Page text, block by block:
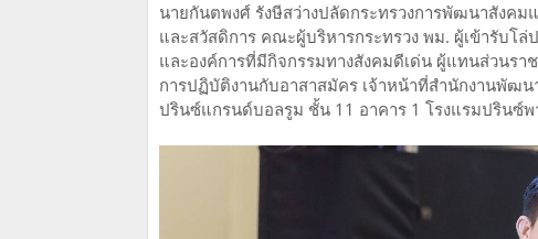
นายกันตพงศ์ รังษีสว่างปลัดกระทรวงการพัฒนาสัง
และสวัสดิการ คณะผู้บริหารกระทรวง พม. ผู้เข้ารับโ
และองค์การที่มีกิจกรรมทางสังคมดีเด่น ผู้แทนส่วนรา
การปฏิบัติงานกับอาสาสมัคร เจ้าหน้าที่สำนักงานพัฒ
ปรินซ์แกรนด์บอลรูม ชั้น 11 อาคาร 1 โรงแรมปรินซ์พ